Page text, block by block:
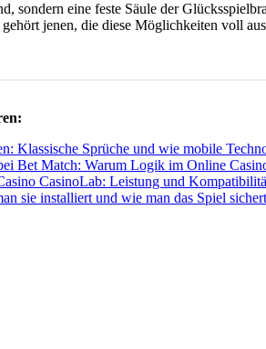
sondern eine feste Säule der
jenen, die diese Möglichkeiten voll
Klassische Sprüche und wie mobile
Bet Match: Warum Logik im Online
CasinoLab: Leistung und
sie installiert und wie man das Spiel sichert